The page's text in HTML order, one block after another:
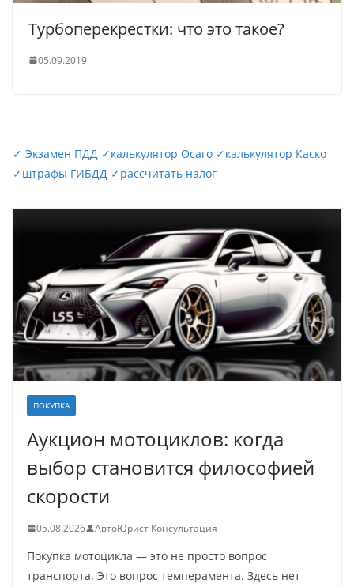
Турбоперекрестки: что это такое?
05.09.2019
✓ Экзамен ПДД ✓калькулятор Осаго ✓калькулятор Каско
✓штрафы ГИБДД ✓рассчитать налог
ПОКУПКА
Аукцион мотоциклов: когда
выбор становится философией
скорости
05.08.2026 АвтоЮрист Консультация
Покупка мотоцикла — это не просто вопрос
транспорта. Это вопрос темперамента. Здесь нет